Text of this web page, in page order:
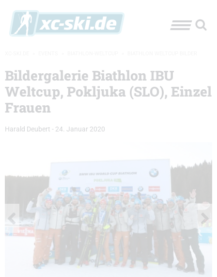
Bildergalerie Biathlon IBU
Weltcup, Pokljuka (SLO), Einzel
Frauen
Harald Deubert - 24. Januar 2020